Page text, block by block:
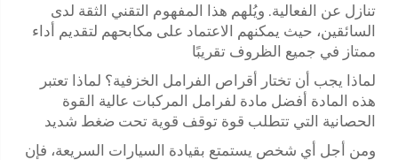
تنازل عن الفعالية. ويُلهم هذا المفهوم التقني الثقة لدى
السائقين، حيث يمكنهم الاعتماد على مكابحهم لتقديم أداء
ممتاز في جميع الظروف تقريبًا
لماذا يجب أن تختار أقراص الفرامل الخزفية؟ لماذا تعتبر
هذه المادة أفضل مادة لفرامل المركبات عالية القوة
الحصانية التي تتطلب قوة توقف قوية تحت ضغط شديد
ومن أجل أي شخص يستمتع بقيادة السيارات السريعة، فإن